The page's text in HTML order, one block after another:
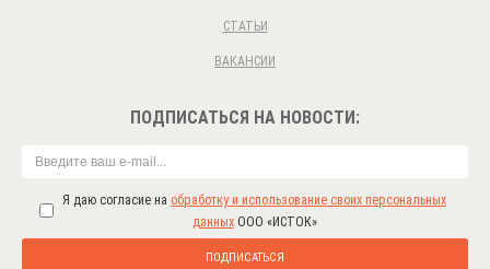
СТАТЬИ
ВАКАНСИИ
ПОДПИСАТЬСЯ НА НОВОСТИ:
Я даю согласие на обработку и использование своих персональных
данныхООО «ИСТОК»
ПОДПИСАТЬСЯ